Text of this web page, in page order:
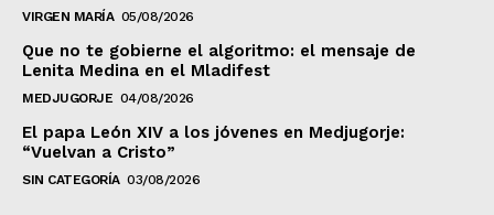
VIRGEN MARÍA 05/08/2026
Que no te gobierne el algoritmo: el mensaje de
Lenita Medina en el Mladifest
MEDJUGORJE 04/08/2026
El papa León XIV a los jóvenes en Medjugorje:
“Vuelvan a Cristo”
SIN CATEGORÍA 03/08/2026